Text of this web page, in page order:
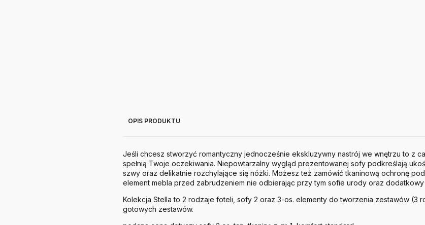
OPIS PRODUKTU
Jeśli chcesz stworzyć romantyczny jednocześnie ekskluzywny nastrój we wnętrzu to z
spełnią Twoje oczekiwania. Niepowtarzalny wygląd prezentowanej sofy podkreślają
szwy oraz delikatnie rozchylające się nóżki. Możesz też zamówić tkaninową ochronę
element mebla przed zabrudzeniem nie odbierając przy tym sofie urody oraz dodatkowy
Kolekcja Stella to 2 rodzaje foteli, sofy 2 oraz 3-os. elementy do tworzenia zestawów (3
gotowych zestawów.